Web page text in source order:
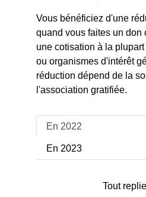
Vous bénéficiez d'une
quand vous faites un don
une cotisation à la
ou organismes d'intérêt
réduction dépend de la
l'association gratifiée.
En 2022
En 2023
Tout